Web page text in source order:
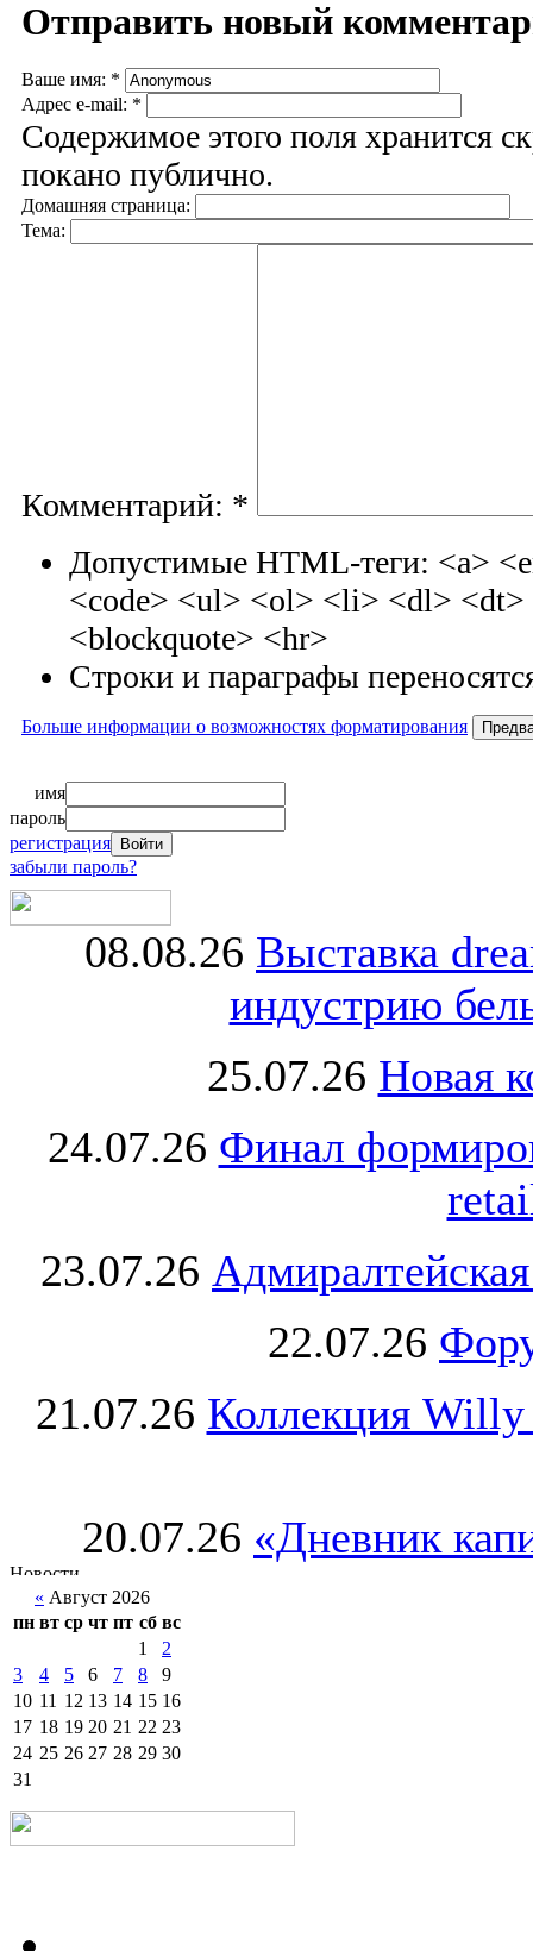
Отправить новый
Ваше имя: *
Адрес e-mail: *
Содержимое этого поля хранится
покано публично.
Домашняя страница:
Тема:
Комментарий: *
Допустимые HTML-теги: <a>
<code> <ul> <ol> <li> <dl> <dt>
<blockquote> <hr>
Строки и параграфы
Больше информации о возможностях форматирования
имя
пароль
регистрация
забыли пароль?
08.08.26 Выставка
индустрию
25.07.26 Новая
24.07.26 Финал
23.07.26
22.07.26
21.07.26 Коллекция Willy
20.07.26 «Дневник
« Август 2026
пн вт ср чт пт сб вс
1
2
3
4 5 6 7 8
9
10 11 12 13 14 15 16
17 18 19 20 21 22 23
24 25 26 27 28 29 30
31